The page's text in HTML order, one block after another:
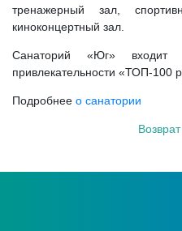
тренажерный зал,
киноконцертный зал.
Санаторий «Юг» входит
привлекательности «ТОП-100
Подробнее о санатории